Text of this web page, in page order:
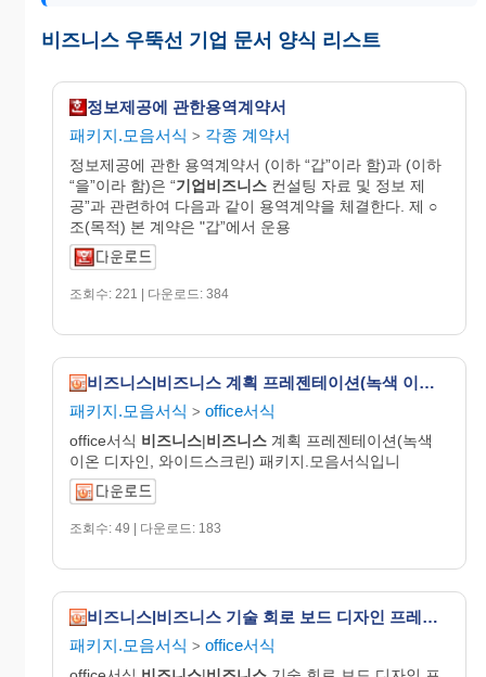
비즈니스 우뚝선 기업 문서 양식 리스트
정보제공에 관한용역계약서
패키지.모음서식 > 각종 계약서
정보제공에 관한 용역계약서 (이하 “갑”이라 함)과 (이하
“을”이라 함)은 “기업비즈니스 컨설팅 자료 및 정보 제
공”과 관련하여 다음과 같이 용역계약을 체결한다. 제 ○
조(목적) 본 계약은 "갑”에서 운용
조회수: 221 | 다운로드: 384
비즈니스|비즈니스 계획 프레젠테이션(녹색 이온 디자인, 와이드스크린)
패키지.모음서식 > office서식
office서식 비즈니스|비즈니스 계획 프레젠테이션(녹색
이온 디자인, 와이드스크린) 패키지.모음서식입니
조회수: 49 | 다운로드: 183
비즈니스|비즈니스 기술 회로 보드 디자인 프레젠테이션(와이드스크린)
패키지.모음서식 > office서식